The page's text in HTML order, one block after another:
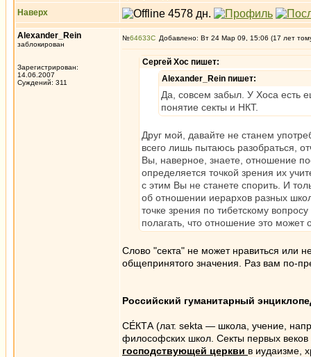
Наверх
Alexander_Rein
заблокирован
Зарегистрирован:
14.06.2007
Суждений: 311
№64633 Добавлено: Вт 24 Мар 09, 15:06 (17 лет
Сергей Хос пишет:
Alexander_Rein пишет:
Да, совсем забыл. У Хоса есть
понятие секты и НКТ.
Друг мой, давайте не станем
всего лишь пытаюсь разобраться,
Вы, наверное, знаете, отношение
определяется точкой зрения их
с этим Вы не станете спорить. И
об отношении иерархов разных
точке зрения по тибетскому
полагать, что отношение это может
Слово "секта" не может нравиться или
общепринятого значения. Раз вам по-
Российский гуманитарный
СЕ́КТА (лат. sekta — школа, учение,
философских школ. Секты первых
господствующей церкви в иудаизме,